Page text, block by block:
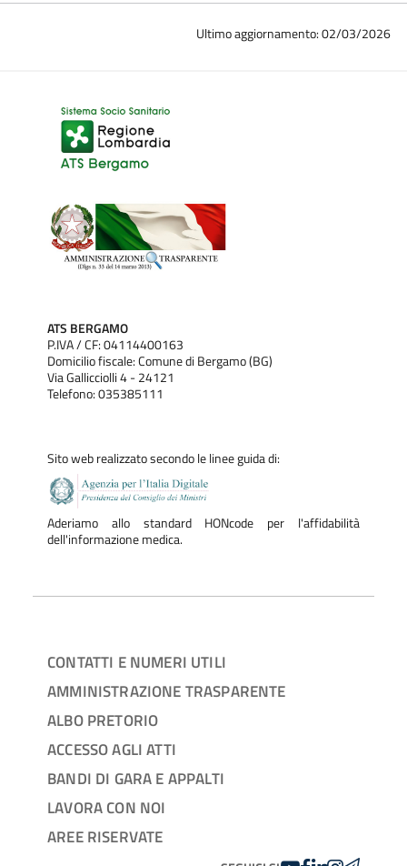
Ultimo aggiornamento: 02/03/2026
ATS BERGAMO
P.IVA / CF: 04114400163
Domicilio fiscale: Comune di Bergamo (BG)
Via Gallicciolli 4 - 24121
Telefono: 035385111
Sito web realizzato secondo le linee guida di:
Aderiamo allo standard HONcode per l'affidabilità
dell'informazione medica.
CONTATTI E NUMERI UTILI
AMMINISTRAZIONE TRASPARENTE
ALBO PRETORIO
ACCESSO AGLI ATTI
BANDI DI GARA E APPALTI
LAVORA CON NOI
AREE RISERVATE